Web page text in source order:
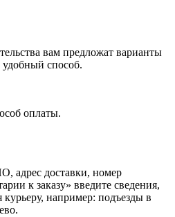
вам предложат варианты
способ.
оплаты.
адрес доставки, номер
к заказу» введите сведения,
курьеру, например: подъезды в